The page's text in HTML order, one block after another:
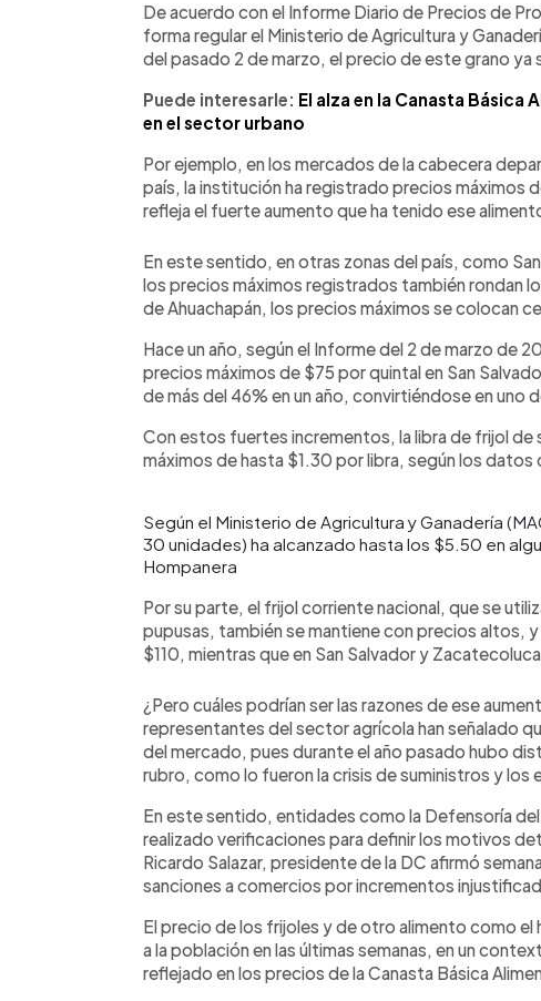
De acuerdo con el Informe Diario de Precios de
forma regular el Ministerio de Agricultura y
del pasado 2 de marzo, el precio de este grano
Puede interesarle: El alza en la Canasta Básica
en el sector urbano
Por ejemplo, en los mercados de la cabecera
país, la institución ha registrado precios máximos
refleja el fuerte aumento que ha tenido ese
En este sentido, en otras zonas del país, como
los precios máximos registrados también rondan
de Ahuachapán, los precios máximos se colocan
Hace un año, según el Informe del 2 de marzo de
precios máximos de $75 por quintal en San
de más del 46% en un año, convirtiéndose en uno
Con estos fuertes incrementos, la libra de frijol de
máximos de hasta $1.30 por libra, según los datos
Según el Ministerio de Agricultura y Ganadería
30 unidades) ha alcanzado hasta los $5.50 en
Hompanera
Por su parte, el frijol corriente nacional, que se
pupusas, también se mantiene con precios altos,
$110, mientras que en San Salvador y
¿Pero cuáles podrían ser las razones de ese
representantes del sector agrícola han señalado
del mercado, pues durante el año pasado hubo
rubro, como lo fueron la crisis de suministros y los
En este sentido, entidades como la Defensoría
realizado verificaciones para definir los motivos
Ricardo Salazar, presidente de la DC afirmó
sanciones a comercios por incrementos
El precio de los frijoles y de otro alimento como el
a la población en las últimas semanas, en un
reflejado en los precios de la Canasta Básica